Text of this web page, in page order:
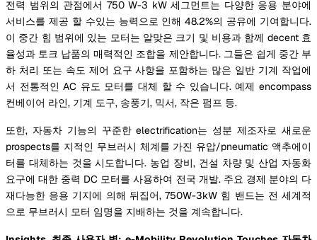
전력 범위의 관점에서 750 W-3 kW 세그먼트는 다양한 응용 분야에
서비스를 제공 할 수있는 능력으로 인해 48.2%의 공유에 기여합니다.
이 중간 힘 범위에 있는 모터는 알맞은 크기 및 비용과 함께 decent 효
율성과 토크 납품의 매력적인 조합을 제안합니다. 그들은 쉽게 중간 부
하 처리 또는 속도 제어 요구 사항을 포함하는 많은 일반 기계 작업에
서 전통적인 AC 유도 모터를 대체 할 수 있습니다. 예제 encompass
컨베이어 라인, 기계 도구, 송풍기, 믹서, 작은 펌프 등.
또한, 자동차 기능의 꾸준한 electrification는 성분 제조자로 새로운
prospects를 지적인 무브러시 체계를 가진 유압/pneumatic 액추에이
터를 대체하는 것을 시도합니다. 농업 장비, 건설 차량 및 산업 자동화
요구에 대한 중력 DC 모터를 사용하여 전국 개발. 주요 경제 분야의 다
재다능한 응용 기지에 의해 뒤집어, 750W-3kW 힘 밴드는 전 세계적
으로 무브러시 모터 임명을 지배하는 것을 계속합니다.